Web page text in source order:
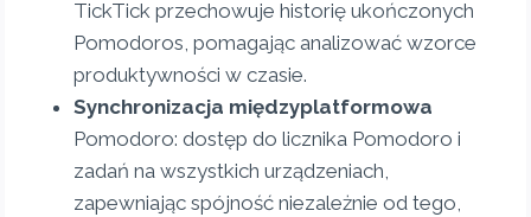
TickTick przechowuje historię ukończonych
Pomodoros, pomagając analizować wzorce
produktywności w czasie.
Synchronizacja międzyplatformowa
Pomodoro: dostęp do licznika Pomodoro i
zadań na wszystkich urządzeniach,
zapewniając spójność niezależnie od tego,